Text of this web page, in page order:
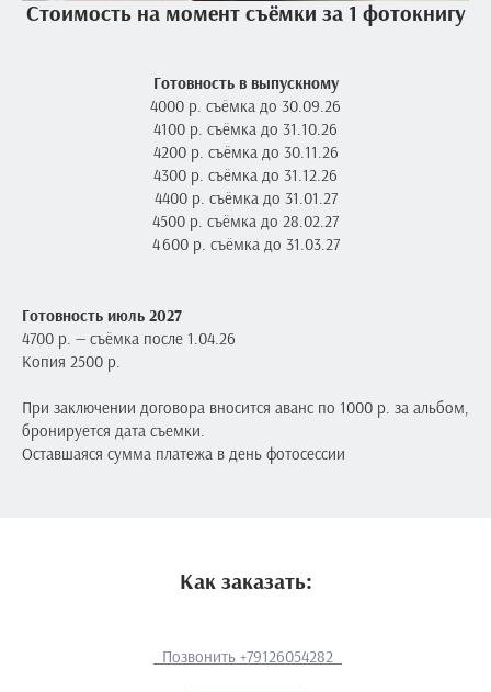
Стоимость на момент съёмки за 1 фотокнигу
Готовность в выпускному
4000 р. съёмка до 30.09.26
4100 р. съёмка до 31.10.26
4200 р. съёмка до 30.11.26
4300 р. съёмка до 31.12.26
4400 р. съёмка до 31.01.27
4500 р. съёмка до 28.02.27
4 600 р. съёмка до 31.03.27
Готовность июль 2027
4700 р. — съёмка после 1.04.26
Копия 2500 р.
При заключении договора вносится аванс по 1000 р. за альбом,
бронируется дата съемки.
Оставшаяся сумма платежа в день фотосессии
Как заказать:
Позвонить +79126054282